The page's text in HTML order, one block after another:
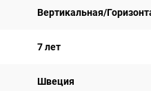
Вертикальная/
7 лет
Швеция